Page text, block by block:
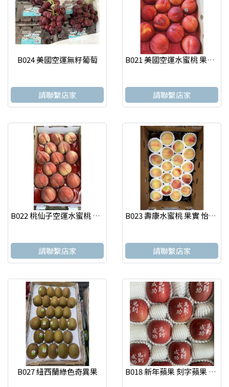
B024 美國空運無籽葡萄
請聯繫店家
B021 美國空運水蜜桃 果實 怡選 台北水果店
請聯繫店家
B022 桃仙子空運水蜜桃 果實 怡選 台北水果店
請聯繫店家
B023 壽康水蜜桃 果實 怡選 台北水果店
請聯繫店家
B027 紐西蘭綠色奇異果 B018 新年蘋果 刻字蘋果 年節水果 送禮自用皆宜禮盒